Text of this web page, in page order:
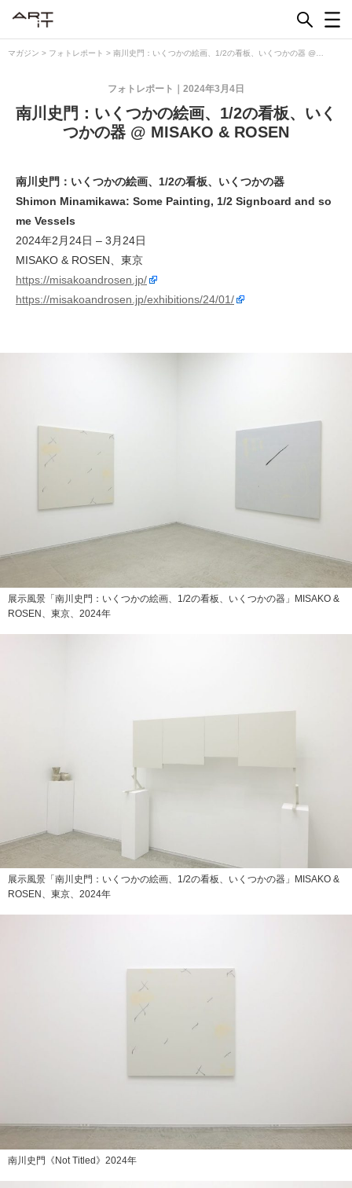
マガジン > フォトレポート > 南川史門：いくつかの絵画、1/2の看板、いくつかの器 @
2024年3月4日
フォトレポート
南川史門：いくつかの絵画、1/2の看板、いく
つかの器 @ MISAKO & ROSEN
南川史門：いくつかの絵画、1/2の看板、いくつかの器
Shimon Minamikawa: Some Painting, 1/2 Signboard and so
me Vessels
2024年2月24日 – 3月24日
MISAKO & ROSEN、東京
https://misakoandrosen.jp/
https://misakoandrosen.jp/exhibitions/24/01/
展示風景「南川史門：いくつかの絵画、1/2の看板、いくつかの器」MISAKO &
ROSEN、東京、2024年
展示風景「南川史門：いくつかの絵画、1/2の看板、いくつかの器」MISAKO &
ROSEN、東京、2024年
南川史門《Not Titled》2024年